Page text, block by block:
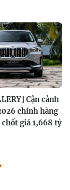
Cận cảnh
chính hãng
chốt giá 1,668 tỷ